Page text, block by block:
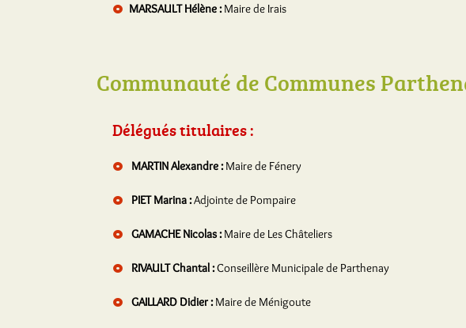
MARSAULT Hélène :Maire de Irais
Communauté de Communes
Délégués titulaires :
MARTIN Alexandre :Maire de Fénery
PIET Marina :Adjointe de Pompaire
GAMACHE Nicolas :Maire de Les Châteliers
RIVAULT Chantal :Conseillère Municipale de Parthenay
GAILLARD Didier :Maire de Ménigoute